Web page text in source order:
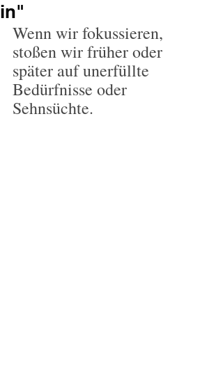
in"
Wenn wir fokussieren,
stoßen wir früher oder
später auf unerfüllte
Bedürfnisse oder
Sehnsüchte.